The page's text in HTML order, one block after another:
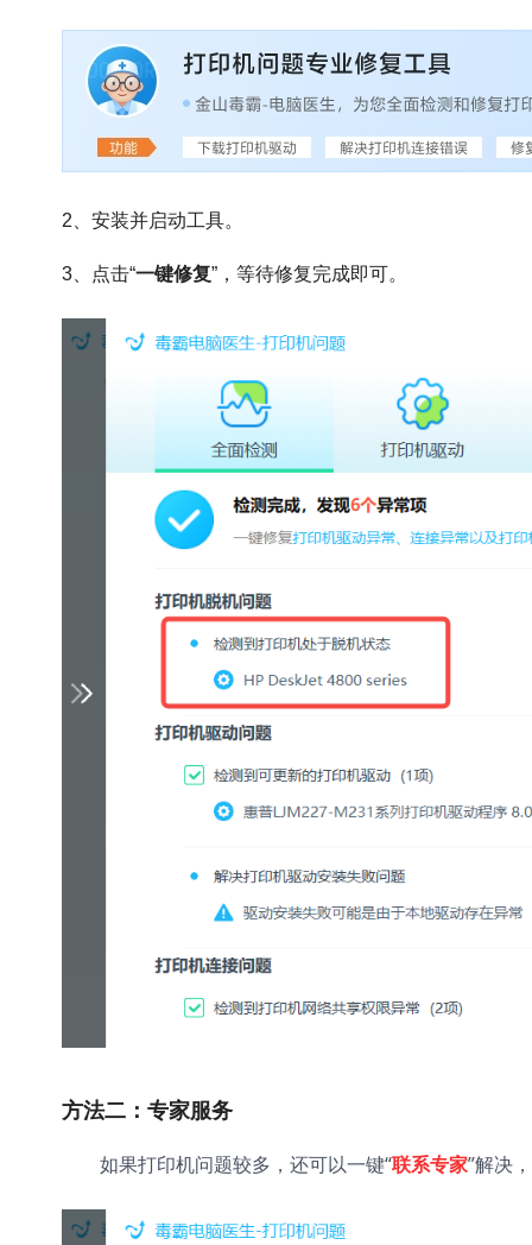
2、安装并启动工具。
3、点击“一键修复”，等待修复完成即可。
方法二：专家服务
如果打印机问题较多，还可以一键“联系专家”解决